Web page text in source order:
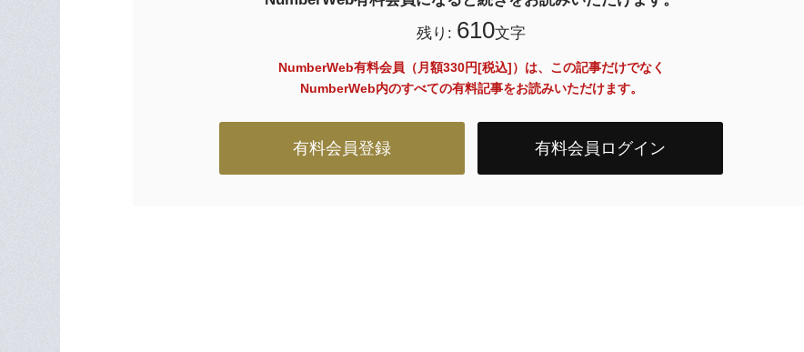
残り: 610文字
NumberWeb有料会員（月額330円[税込]）は、この記事だけでなく
NumberWeb内のすべての有料記事をお読みいただけます。
有料会員登録 有料会員ログイン